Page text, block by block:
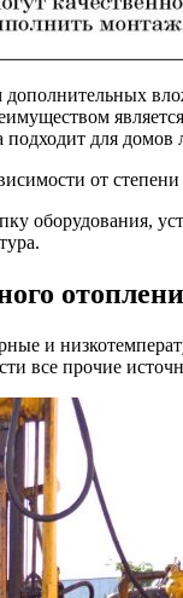
дополнительных
для домов
от
оборудования,
и
все прочие